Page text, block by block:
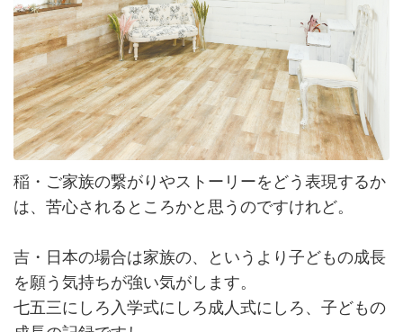
稲・ご家族の繋がりやストーリーをどう表現するか
は、苦心されるところかと思うのですけれど。
吉・日本の場合は家族の、というより子どもの成長
を願う気持ちが強い気がします。
七五三にしろ入学式にしろ成人式にしろ、子どもの